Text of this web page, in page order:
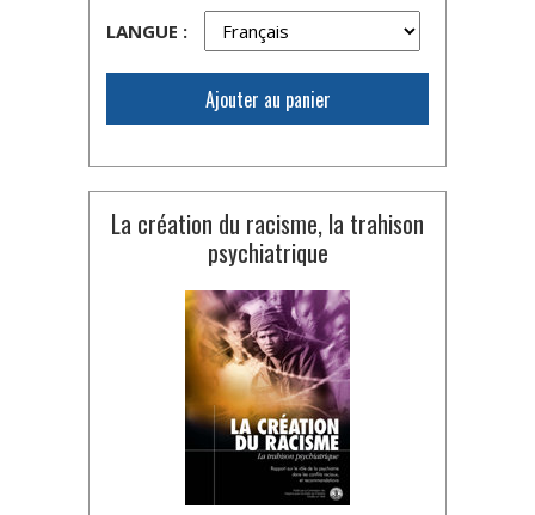
LANGUE :
Ajouter au panier
La création du racisme, la trahison
psychiatrique